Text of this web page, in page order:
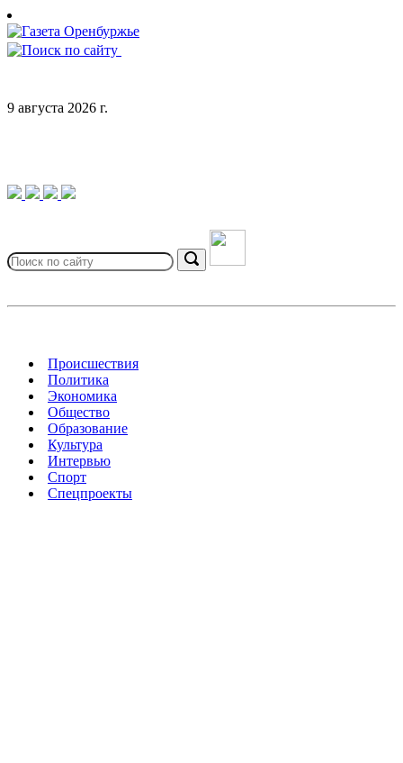
Skip
to
content
9 августа 2026 г.
for:
Search
Происшествия
Политика
Экономика
Общество
Образование
Культура
Интервью
Спорт
Спецпроекты